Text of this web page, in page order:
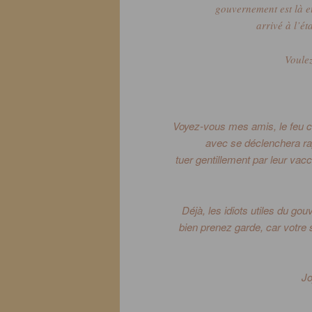
gouvernement est là
arrivé à
Voyez-vous mes amis, le feu
avec se déclenchera
tuergentillementpar leur
Déjà, les idiots utiles du
bien prenez garde, car votre